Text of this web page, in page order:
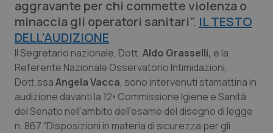
Professionisti Sanitari.AI
Abruzzo
Basilicata
Calabria
QS Pro Gold
Artrite & artrosi
Asma & BPCO
QS Club Newsletter
aggravante per chi commette violenza o
minaccia gli operatori sanitari”. IL TESTO
DELL’AUDIZIONE
Il Segretario nazionale, Dott.Aldo Grasselli, e la
Referente Nazionale Osservatorio Intimidazioni,
Dott.ssaAngela Vacca, sono intervenuti stamattina in
audizione davanti la 12ª Commissione Igiene e Sanità
del Senato nell’ambito dell’esame del disegno di legge
n. 867 “Disposizioni in materia di sicurezza per gli